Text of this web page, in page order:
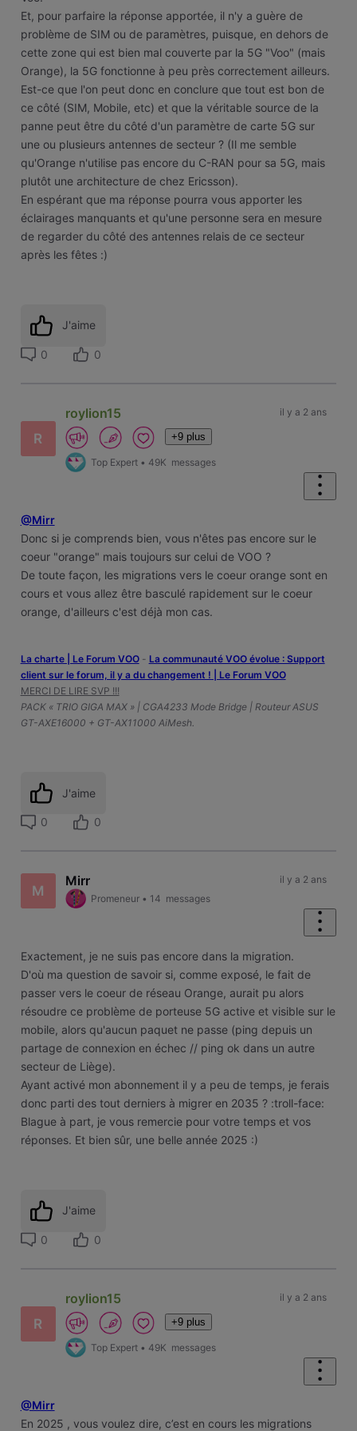
Et, pour parfaire la réponse apportée, il n'y a guère de
problème de SIM ou de paramètres, puisque, en dehors de
cette zone qui est bien mal couverte par la 5G "Voo" (mais
Orange), la 5G fonctionne à peu près correctement ailleurs.
Est-ce que l'on peut donc en conclure que tout est bon de
ce côté (SIM, Mobile, etc) et que la véritable source de la
panne peut être du côté d'un paramètre de carte 5G sur
une ou plusieurs antennes de secteur ? (Il me semble
qu'Orange n'utilise pas encore du C-RAN pour sa 5G, mais
plutôt une architecture de chez Ericsson).
En espérant que ma réponse pourra vous apporter les
éclairages manquants et qu'une personne sera en mesure
de regarder du côté des antennes relais de ce secteur
après les fêtes :)
J'aime
0 0
R
roylion15
+9 plus
Top Expert • 49K messages
il y a 2 ans
@Mirr
Donc si je comprends bien, vous n'êtes pas encore sur le
coeur "orange" mais toujours sur celui de VOO ?
De toute façon, les migrations vers le coeur orange sont en
cours et vous allez être basculé rapidement sur le coeur
orange, d'ailleurs c'est déjà mon cas.
La charte | Le Forum VOO- ‎La communauté VOO évolue : Support
client sur le forum, il y a du changement ! | Le Forum VOO
MERCI DE LIRE SVP !!!
PACK « TRIO GIGA MAX » | CGA4233 Mode Bridge | Routeur ASUS
GT-AXE16000 + GT-AX11000 AiMesh.
J'aime
0 0
M
Mirr
Promeneur • 14 messages
il y a 2 ans
Exactement, je ne suis pas encore dans la migration.
D'où ma question de savoir si, comme exposé, le fait de
passer vers le coeur de réseau Orange, aurait pu alors
résoudre ce problème de porteuse 5G active et visible sur le
mobile, alors qu'aucun paquet ne passe (ping depuis un
partage de connexion en échec // ping ok dans un autre
secteur de Liège).
Ayant activé mon abonnement il y a peu de temps, je ferais
donc parti des tout derniers à migrer en 2035 ? :troll-face:
Blague à part, je vous remercie pour votre temps et vos
réponses. Et bien sûr, une belle année 2025 :)
J'aime
0 0
R
roylion15
+9 plus
Top Expert • 49K messages
il y a 2 ans
@Mirr
En 2025 , vous voulez dire, c’est en cours les migrations